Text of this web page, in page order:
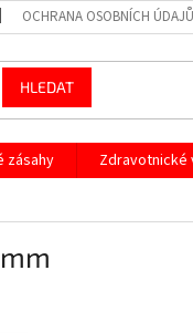
OCHRANA OSOBNÍCH ÚDAJŮ
HLEDAT
zásahy Zdravotnické